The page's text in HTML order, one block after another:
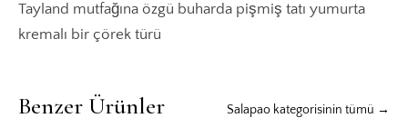
Tayland mutfağına özgü buharda pişmiş tatı yumurta
kremalı bir çörek türü
Benzer Ürünler Salapao kategorisinin tümü →